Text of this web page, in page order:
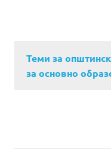
Теми за
за основно